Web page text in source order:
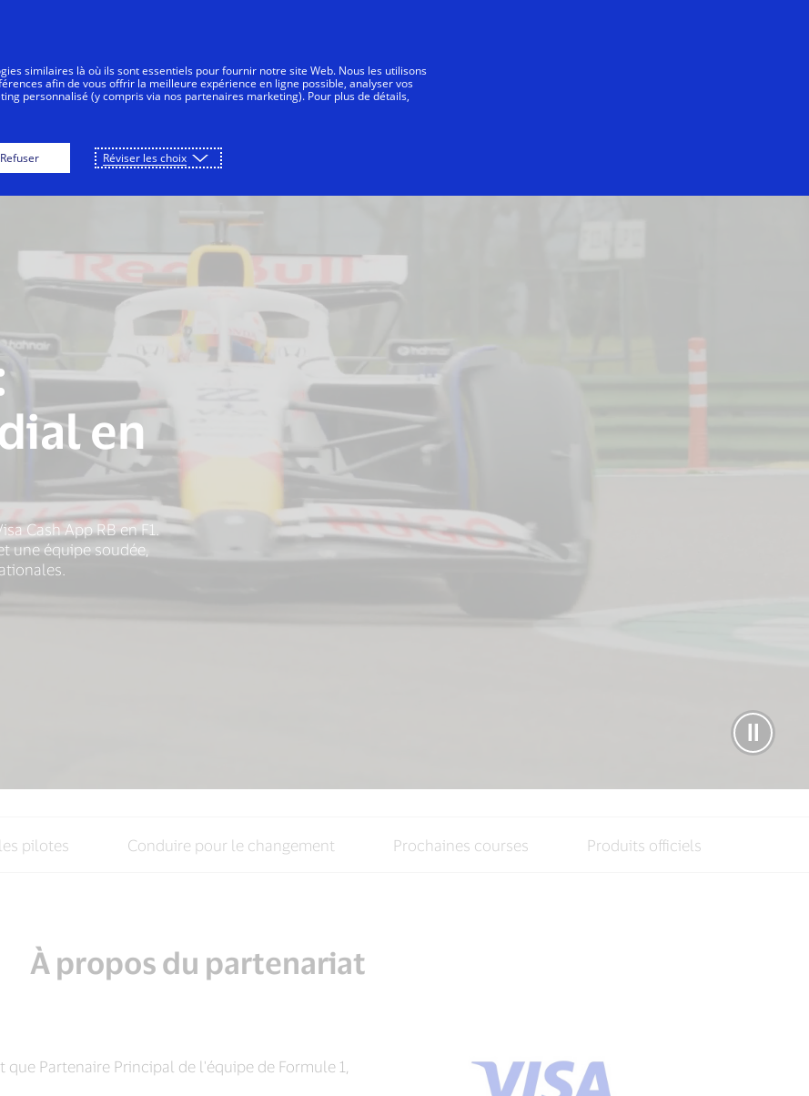
Entreprises Innovateurs Tout le monde
en
Cash App RB en F1.
une équipe soudée,
pilotes Conduire pour le changement Prochaines courses Produits officiels
À propos du partenariat
Partenaire Principal de l'équipe de Formule 1,
similaires là où ils sont essentiels pour fournir notre site Web. Nous les utilisons
afin de vous offrir la meilleure expérience en ligne possible, analyser vos
personnalisé (y compris via nos partenaires marketing). Pour plus de détails,
Réviser les choix